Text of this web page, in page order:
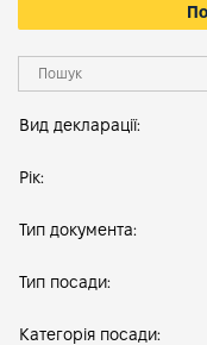
Вид декларації:
Рік:
Тип документа:
Тип посади:
Категорія посади: